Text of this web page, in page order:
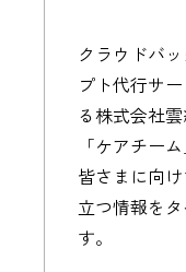
クラウドバ
プト代行サ
る株式会社
「ケアチー
皆さまに向
立つ情報を
す。